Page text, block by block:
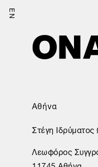
EN
Αθήνα
Στέγη
Λεωφόρος